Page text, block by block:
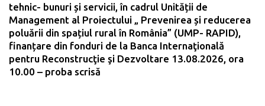
tehnic- bunuri și servicii, în cadrul Unității de
Management al Proiectului „ Prevenirea și reducerea
poluării din spațiul rural în România” (UMP- RAPID),
finanțare din fonduri de la Banca Internaţională
pentru Reconstrucţie şi Dezvoltare 13.08.2026, ora
10.00 – proba scrisă